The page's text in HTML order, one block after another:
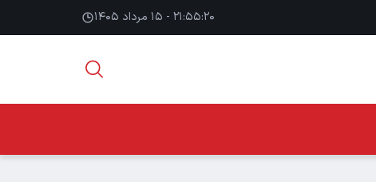
۲۱:۵۵:۲۱ - ۱۵ مرداد ۱۴۰۵